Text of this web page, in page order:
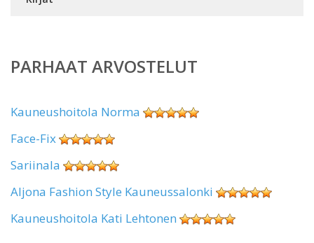
PARHAAT ARVOSTELUT
Kauneushoitola Norma
Face-Fix
Sariinala
Aljona Fashion Style Kauneussalonki
Kauneushoitola Kati Lehtonen